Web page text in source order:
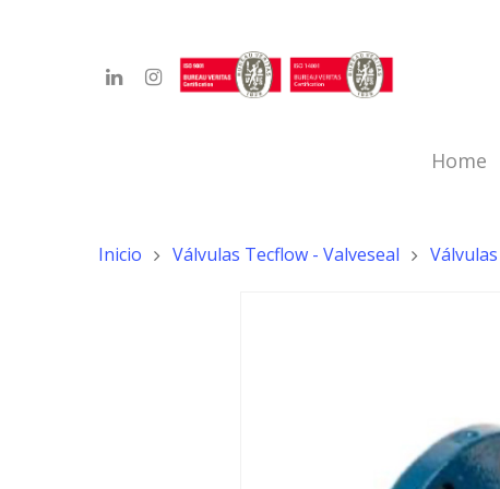
Home
Inicio Válvulas Tecflow - Valveseal